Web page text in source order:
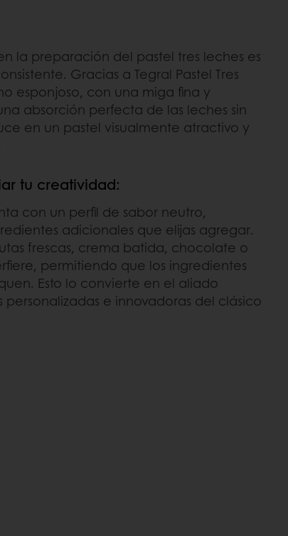
la preparación del pastel tres leches es
Gracias a Tegral Pastel Tres
esponjoso, con una miga fina y
absorción perfecta de las leches sin
en un pastel visualmente atractivo y
tu creatividad:
con un perfil de sabor neutro,
adicionales que elijas agregar.
frescas, crema batida, chocolate o
permitiendo que los ingredientes
Esto lo convierte en el aliado
e innovadoras del clásico